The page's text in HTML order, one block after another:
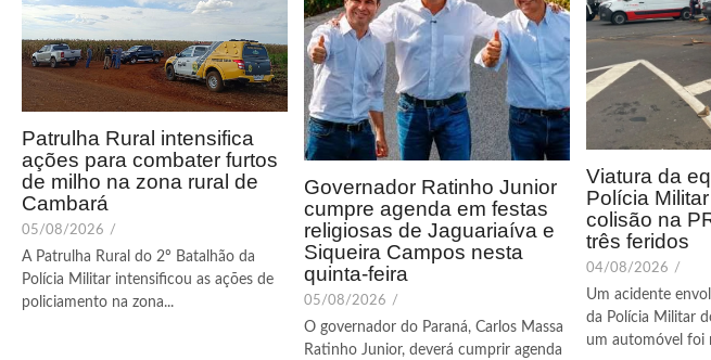
Patrulha Rural intensifica
ações para combater furtos
de milho na zona rural de
Cambará
05/08/2026 /
A Patrulha Rural do 2º Batalhão da
Polícia Militar intensificou as ações de
policiamento na zona...
Governador Ratinho Junior
cumpre agenda em festas
religiosas de Jaguariaíva e
Siqueira Campos nesta
quinta-feira
05/08/2026 /
O governador do Paraná, Carlos Massa
Ratinho Junior, deverá cumprir agenda
Viatura da
Polícia
colisão na
três feridos
04/08/2026 /
Um acidente
da Polícia Militar
um automóvel foi